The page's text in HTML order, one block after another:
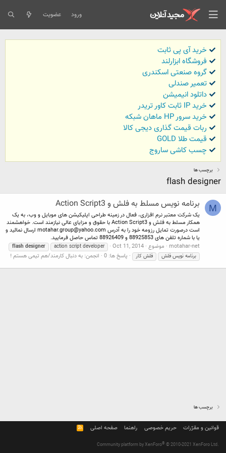
ورود عضویت
خرید آی پی ثابت
فروشگاه ابزارلند
گروه صنعتی اسکندری
تعمیر صندلی
داتلود انیمیشن
خرید IP ثابت کاور تریدر
خرید سرور HP ماهان شبکه
ربات قیمت گذاری دیجی کالا
قیمت طلا GOLD
چسب کاشی ساروج
برچسب ها
flash designer
M برنامه نویس مسلط به فلش و Action Script3
یک شرکت معتبر نرم افزاری، فعال در زمینه طراحی اپلیکیشن های موبایل و وب، به یک
همکار مسلط به فلش و Action Script3 با حقوق و مزایای عالی نیازمند است. خواهشمند
است درصورت تمایل رزومه خود را به آدرس motahar.group@yahoo.com ارسال نمائید و
یا با شماره تلفن های 88925853 و 88926409 تماس حاصل فرمایید.
motahar-net موضوع Oct 11, 2014
action script developer
flash designer
برنامه نویس فلش
فلش کار پاسخ ها: 0 انجمن: به دنبال کارمند/هم تیمی هستم !
برچسب ها
قوانین و مقرّرات حریم خصوصی راهنما صفحه اصلی
R
S
Community platform by XenForo® © 2010-2021 XenForo Ltd.